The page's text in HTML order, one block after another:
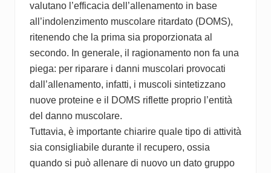
valutano l’efficacia dell’allenamento in base
all’indolenzimento muscolare ritardato (DOMS),
ritenendo che la prima sia proporzionata al
secondo. In generale, il ragionamento non fa una
piega: per riparare i danni muscolari provocati
dall’allenamento, infatti, i muscoli sintetizzano
nuove proteine e il DOMS riflette proprio l’entità
del danno muscolare.
Tuttavia, è importante chiarire quale tipo di attività
sia consigliabile durante il recupero, ossia
quando si può allenare di nuovo un dato gruppo